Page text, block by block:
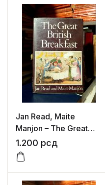
Jan Read, Maite
Manjon – The Great
British Breakfast
1.200 рсд